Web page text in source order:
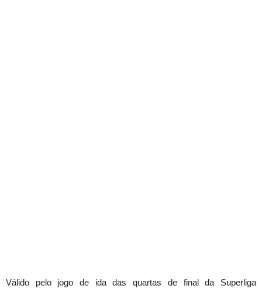
Válido pelo jogo de ida das quartas de final da Superliga